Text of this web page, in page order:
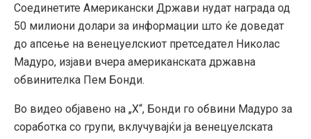
Соединетите Американски Држави нудат награда од
50 милиони долари за информации што ќе доведат
до апсење на венецуелскиот претседател Николас
Мадуро, изјави вчера американската државна
обвинителка Пем Бонди.
Во видео објавено на „X“, Бонди го обвини Мадуро за
соработка со групи, вклучувајќи ја венецуелската